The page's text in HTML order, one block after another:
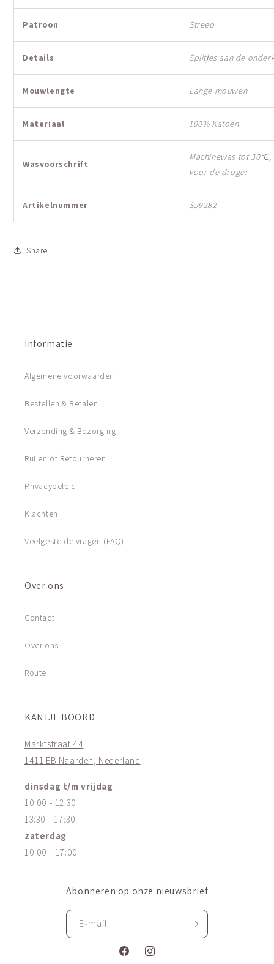
Patroon Streep
Details Splitjes aan de
Mouwlengte Lange mouwen
Materiaal 100% Katoen
Wasvoorschrift
Machinewas tot 30℃,
voor de droger
Artikelnummer SJ9282
Share
Informatie
Algemene voorwaarden
Bestellen & Betalen
Verzending & Bezorging
Ruilen of Retourneren
Privacybeleid
Klachten
Veelgestelde vragen (FAQ)
Over ons
Contact
Over ons
Route
KANTJE BOORD
Marktstraat 44
1411 EB Naarden, Nederland
dinsdag t/m vrijdag
10:00 - 12:30
13:30 - 17:30
zaterdag
10:00 - 17:00
Abonneren op onze nieuwsbrief
E‑mail
FacebookInstagram